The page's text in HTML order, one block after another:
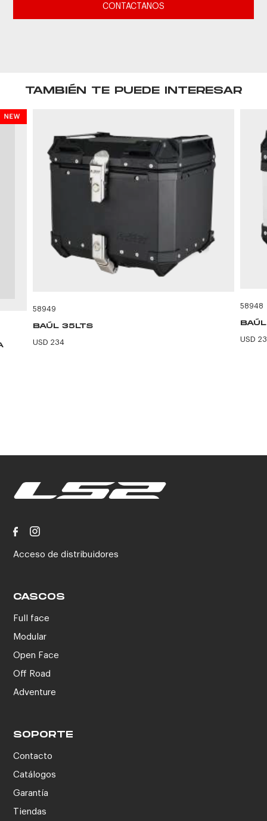
CONTACTANOS
TAMBIÉN TE PUEDE INTERESAR
58949
BAÚL 35LTS
USD 234
58948
USD
Acceso de distribuidores
CASCOS
Full face
Modular
Open Face
Off Road
Adventure
SOPORTE
Contacto
Catálogos
Garantía
Tiendas